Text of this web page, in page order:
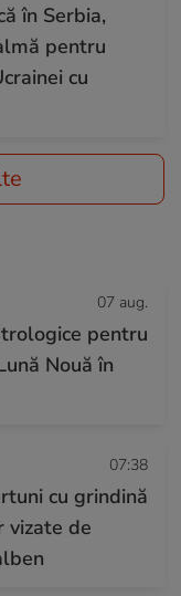
în Serbia,
pentru
cu
07 aug.
pentru
Nouă în
07:38
cu grindină
vizate de